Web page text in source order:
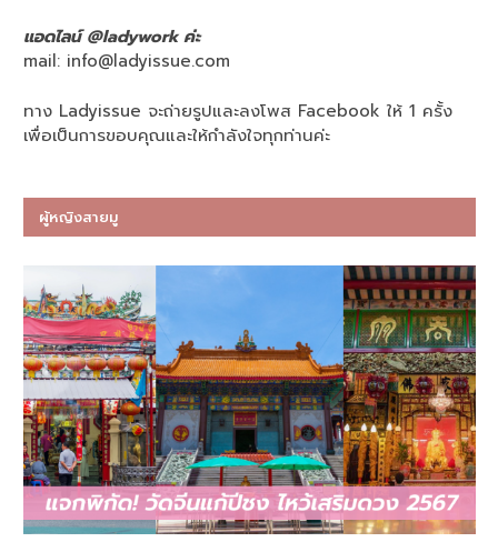
แอดไลน์ @ladywork ค่ะ
mail: info@ladyissue.com
ทาง Ladyissue จะถ่ายรูปและลงโพส Facebook ให้ 1 ครั้ง
เพื่อเป็นการขอบคุณและให้กำลังใจทุกท่านค่ะ
ผู้หญิงสายมู